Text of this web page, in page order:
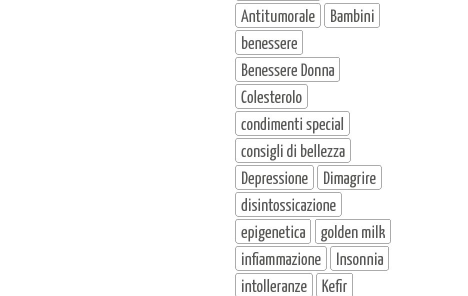
Antitumorale
Bambini
benessere
Benessere Donna
Colesterolo
condimenti special
consigli di bellezza
Depressione
Dimagrire
disintossicazione
epigenetica
golden milk
infiammazione
Insonnia
intolleranze
Kefir